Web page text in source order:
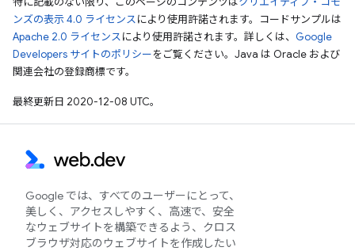
ンズの表示 4.0 ライセンスにより使用許諾されます。コードサンプルは
Apache 2.0 ライセンスにより使用許諾されます。詳しくは、 Google
Developers サイトのポリシーをご覧ください。Java は Oracle および
関連会社の登録商標です。
最終更新日 2020-12-08 UTC。
Google では、すべてのユーザーにとって、
美しく、アクセスしやすく、高速で、安全
なウェブサイトを構築できるよう、クロス
ブラウザ対応のウェブサイトを作成したい